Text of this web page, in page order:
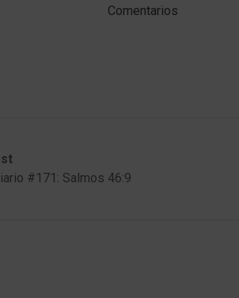
Comentarios
#171: Salmos 46:9